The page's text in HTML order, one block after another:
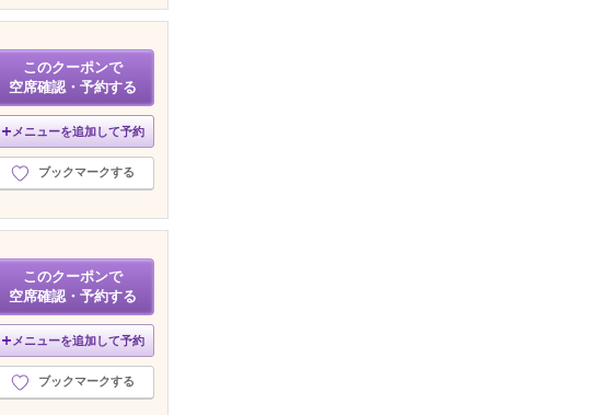
このクーポンで
空席確認・予約する
メニューを追加して予約
ブックマークする
このクーポンで
空席確認・予約する
メニューを追加して予約
ブックマークする